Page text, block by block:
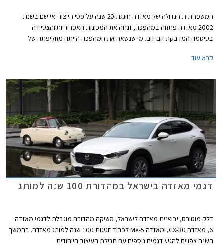
המשפחתית הגדולה של מאזדה חוגגת 20 שנה על פסי הייצור. אי שם בשנת
2002 מאזדה פתחה במהפכה, זנחה את המכונות האפרוריות והצטיידה
בסיסמה המדבקת זום-זום. מי שנשאה את המהפכה הייתה מחליפתה של
פנסים שקופים ומבחר צבעים שכלל גווני צהוב ואדום, תא הנוסעים זכה למראה
המכלולים עם התנהגות כביש מהנה.
קרא עוד
דגמי מאזדה בישראל במהדורת 100 שנה למותג
דלק מוטורס, יבואנית מאזדה לישראל, משיקה מהדורה מוגבלת לדגמי מאזדה
6, מאזדה CX-30, ומאזדה MX-5 לכבוד חגיגות 100 שנה למותג מאזדה. בהמשך
השנה צפויים להגיע דגמים נוספים עם חבילת העיצוב הייחודית.